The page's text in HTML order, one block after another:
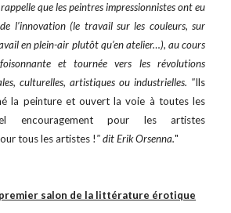
que les peintres impressionnistes ont eu
l’innovation (le travail sur les couleurs, sur
en plein-air plutôt qu’en atelier…), au cours
et tournée vers les révolutions
culturelles, artistiques ou industrielles. "Ils
la peinture et ouvert la voie à toutes les
encouragement pour les artistes
tous les artistes !" dit Erik Orsenna."
salon de la littérature érotique